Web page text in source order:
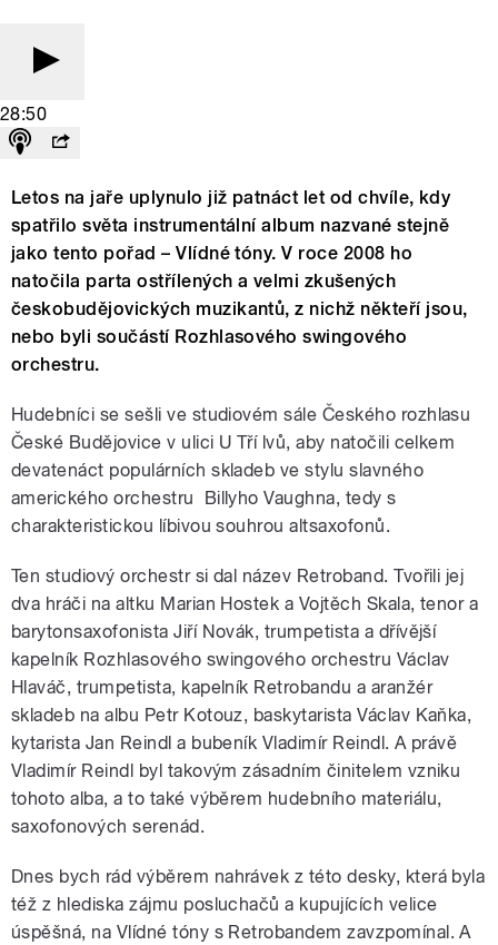
28:50
Letos na jaře uplynulo již patnáct let od chvíle, kdy
spatřilo světa instrumentální album nazvané stejně
jako tento pořad – Vlídné tóny. V roce 2008 ho
natočila parta ostřílených a velmi zkušených
českobudějovických muzikantů, z nichž někteří jsou,
nebo byli součástí Rozhlasového swingového
orchestru.
Hudebníci se sešli ve studiovém sále Českého rozhlasu
České Budějovice v ulici U Tří lvů, aby natočili celkem
devatenáct populárních skladeb ve stylu slavného
amerického orchestru Billyho Vaughna, tedy s
charakteristickou líbivou souhrou altsaxofonů.
Ten studiový orchestr si dal název Retroband. Tvořili jej
dva hráči na altku Marian Hostek a Vojtěch Skala, tenor a
barytonsaxofonista Jiří Novák, trumpetista a dřívější
kapelník Rozhlasového swingového orchestru Václav
Hlaváč, trumpetista, kapelník Retrobandu a aranžér
skladeb na albu Petr Kotouz, baskytarista Václav Kaňka,
kytarista Jan Reindl a bubeník Vladimír Reindl. A právě
Vladimír Reindl byl takovým zásadním činitelem vzniku
tohoto alba, a to také výběrem hudebního materiálu,
saxofonových serenád.
Dnes bych rád výběrem nahrávek z této desky, která byla
též z hlediska zájmu posluchačů a kupujících velice
úspěšná, na Vlídné tóny s Retrobandem zavzpomínal. A